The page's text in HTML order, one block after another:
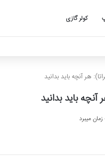
کولر گازی
هر آنچه باید بدانید
باید بدانید